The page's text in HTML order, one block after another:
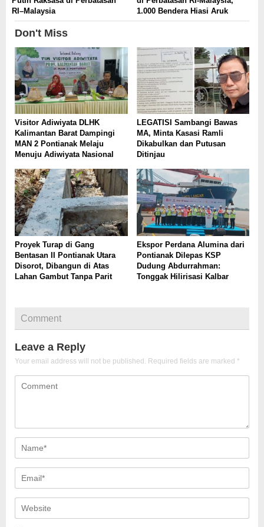
RI–Malaysia
1.000 Bendera Hiasi Aruk
Don't Miss
Visitor Adiwiyata DLHK
Kalimantan Barat Dampingi
MAN 2 Pontianak Melaju
Menuju Adiwiyata Nasional
LEGATISI Sambangi Bawas
MA, Minta Kasasi Ramli
Dikabulkan dan Putusan
Ditinjau
Proyek Turap di Gang
Bentasan II Pontianak Utara
Disorot, Dibangun di Atas
Lahan Gambut Tanpa Parit
Ekspor Perdana Alumina dari
Pontianak Dilepas KSP
Dudung Abdurrahman:
Tonggak Hilirisasi Kalbar
Comment
Leave a Reply
Your email address will not be published. Required fields are marked *